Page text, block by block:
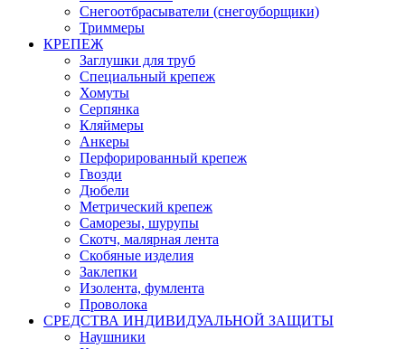
Снегоотбрасыватели (снегоуборщики)
Триммеры
КРЕПЕЖ
Заглушки для труб
Специальный крепеж
Хомуты
Серпянка
Кляймеры
Анкеры
Перфорированный крепеж
Гвозди
Дюбели
Метрический крепеж
Саморезы, шурупы
Скотч, малярная лента
Скобяные изделия
Заклепки
Изолента, фумлента
Проволока
СРЕДСТВА ИНДИВИДУАЛЬНОЙ ЗАЩИТЫ
Наушники